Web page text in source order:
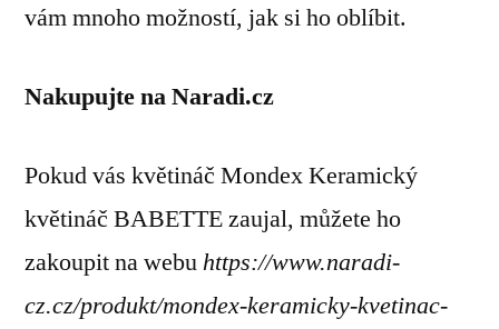
vám mnoho možností, jak si ho oblíbit.
Nakupujte na Naradi.cz
Pokud vás květináč Mondex Keramický
květináč BABETTE zaujal, můžete ho
zakoupit na webuhttps://www.naradi-
cz.cz/produkt/mondex-keramicky-kvetinac-